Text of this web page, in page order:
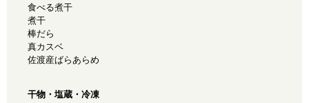
食べる煮干
煮干
棒だら
真カスベ
佐渡産ばらあらめ
干物・塩蔵・冷凍